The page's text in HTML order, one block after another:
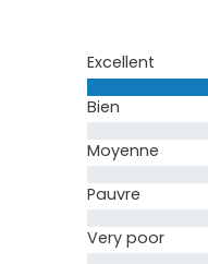
Excellent
Bien
Moyenne
Pauvre
Very poor